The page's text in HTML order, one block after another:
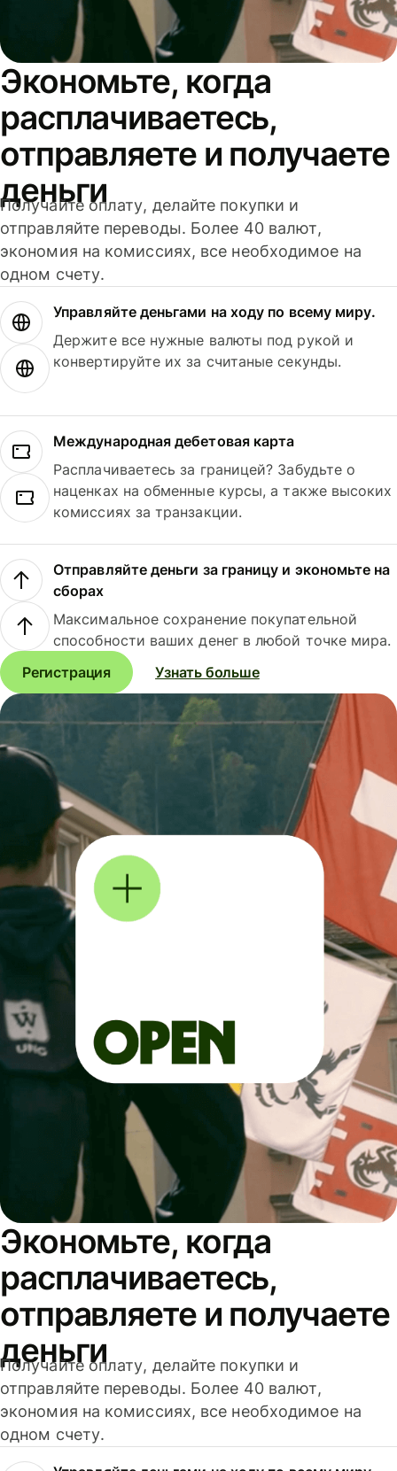
Экономьте, когда
расплачиваетесь,
отправляете и получаете
деньги
Получайте оплату, делайте покупки и
отправляйте переводы. Более 40 валют,
экономия на комиссиях, все необходимое на
одном счету.
Управляйте деньгами на ходу по всему миру.
Держите все нужные валюты под рукой и
конвертируйте их за считаные секунды.
Международная дебетовая карта
Расплачиваетесь за границей? Забудьте о
наценках на обменные курсы, а также высоких
комиссиях за транзакции.
Отправляйте деньги за границу и экономьте на
сборах
Максимальное сохранение покупательной
способности ваших денег в любой точке мира.
Регистрация
Узнать больше
Экономьте, когда
расплачиваетесь,
отправляете и получаете
деньги
Получайте оплату, делайте покупки и
отправляйте переводы. Более 40 валют,
экономия на комиссиях, все необходимое на
одном счету.